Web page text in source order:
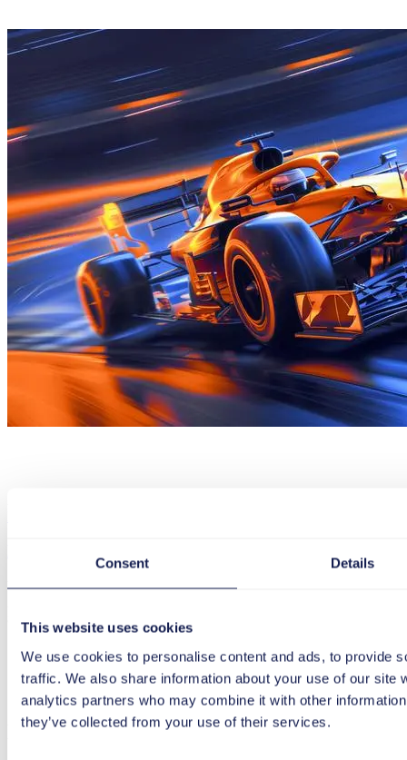
Consent Details
This website uses cookies
We use cookies to personalise content and ads, to provide
traffic. We also share information about your use of our site
analytics partners who may combine it with other
they’ve collected from your use of their services.
Vijf use cases die laten zien hoe een Digitaal Adoptie Platform helpt
8 min
DAP als efficiëntie booster voor generatieve AI
Laad meer
Newsletter